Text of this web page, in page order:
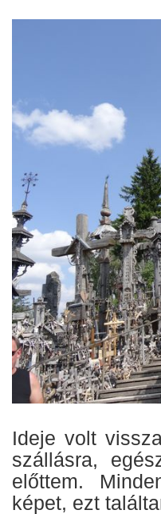
Ideje volt
szállásra,
előttem.
képet, ezt